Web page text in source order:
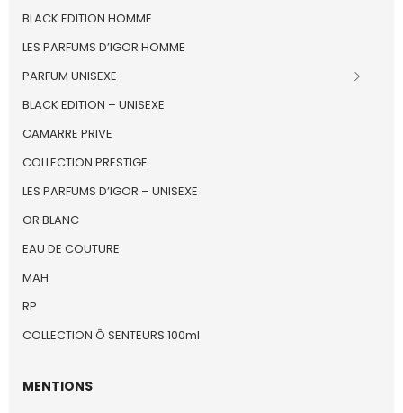
BLACK EDITION HOMME
LES PARFUMS D’IGOR HOMME
PARFUM UNISEXE
BLACK EDITION – UNISEXE
CAMARRE PRIVE
COLLECTION PRESTIGE
LES PARFUMS D’IGOR – UNISEXE
OR BLANC
EAU DE COUTURE
MAH
RP
COLLECTION Ô SENTEURS 100ml
MENTIONS